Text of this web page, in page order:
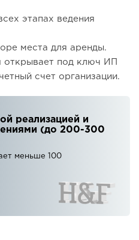
этапах ведения
места для аренды.
под ключ ИП
счет организации.
реализацией и
(до 200-300
меньше 100